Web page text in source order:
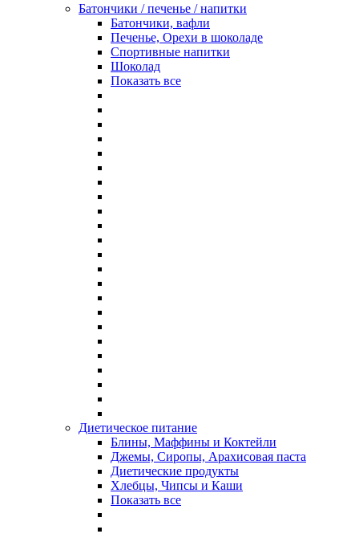
Батончики / печенье / напитки
Батончики, вафли
Печенье, Орехи в шоколаде
Спортивные напитки
Шоколад
Показать все
Диетическое питание
Блины, Маффины и Коктейли
Джемы, Сиропы, Арахисовая паста
Диетические продукты
Хлебцы, Чипсы и Каши
Показать все